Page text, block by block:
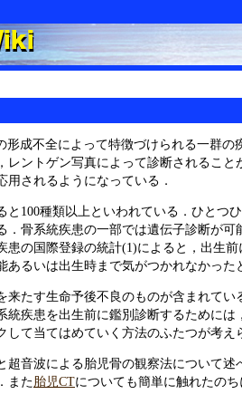
形成不全によって特徴づけられる一群
ントゲン写真によって診断されるこ
用されるようになっている．
100種類以上といわれている．ひと
骨系統疾患の一部では遺伝子診断が
の国際登録の統計(1)によると，出生
るいは出生時まで気がつかれなかった
たす生命予後不良のものが含まれて
疾患を出生前に鑑別診断するために
て当てはめていく方法のふたつが考え
音波による胎児骨の観察法について
また胎児CTについても簡単に触れたのち